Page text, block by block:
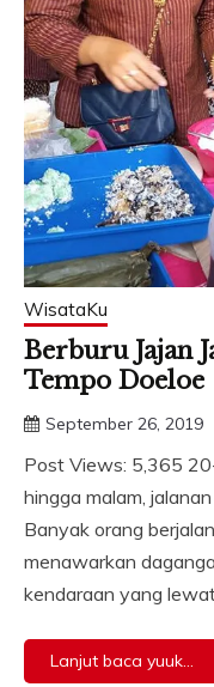
WisataKu
Berburu Jajan
Tempo Doeloe
September 26, 2019
Post Views: 5,365
hingga malam,
Banyak orang
menawarkan
kendaraan yang
Lanjut baca yuuk...